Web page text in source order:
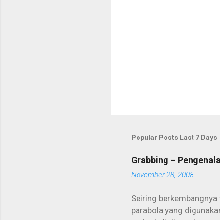
Popular Posts Last 7 Days
Grabbing –
November 28, 2008
Seiring
parabola yang